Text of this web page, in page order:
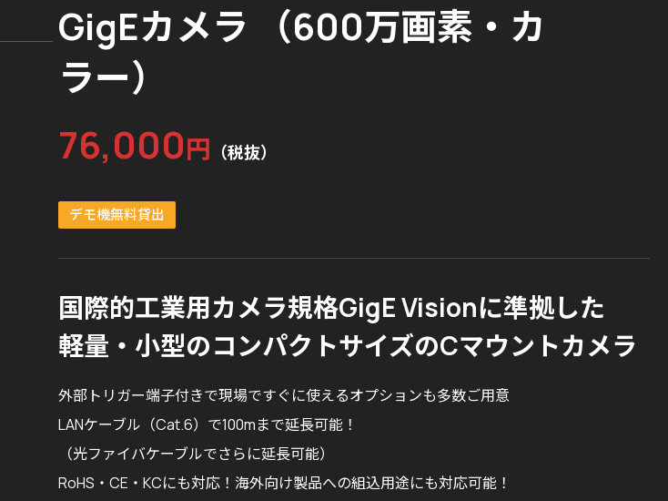
GigEカメラ （600万画素・カ
ラー）
76,000円 （税抜）
デモ機無料貸出
国際的工業用カメラ規格GigE Visionに準拠した
軽量・小型のコンパクトサイズのCマウントカメラ
外部トリガー端子付きで現場ですぐに使えるオプションも多数ご用意
LANケーブル（Cat.6）で100mまで延長可能！
（光ファイバケーブルでさらに延長可能）
RoHS・CE・KCにも対応！海外向け製品への組込用途にも対応可能！